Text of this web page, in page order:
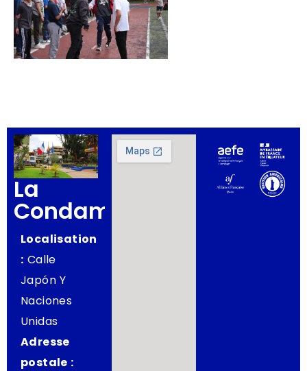
La
Condamine
Localisation
: Calle
Japón Y
Naciones
Unidas
Adresse
postale :